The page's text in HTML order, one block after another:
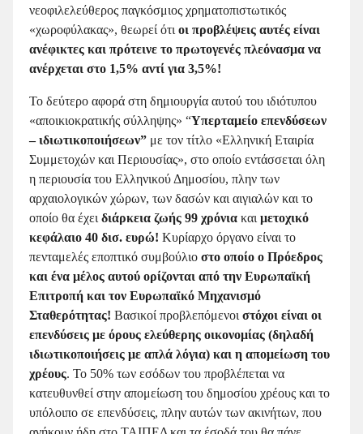
νεοφιλελεύθερος παγκόσμιος χρηματοπιστωτικός
«χωροφύλακας», θεωρεί ότι οι προβλέψεις αυτές είναι
ανέφικτες και πρότεινε το πρωτογενές πλεόνασμα να
ανέρχεται στο 1,5% αντί για 3,5%!
Το δεύτερο αφορά στη δημιουργία αυτού του ιδιότυπου
«αποικιοκρατικής σύλληψης» “Υπερταμείο επενδύσεων
– ιδιωτικοποιήσεων” με τον τίτλο «Ελληνική Εταιρία
Συμμετοχών και Περιουσίας», στο οποίο εντάσσεται όλη
η περιουσία του Ελληνικού Δημοσίου, πλην των
αρχαιολογικών χώρων, των δασών και αιγιαλών και το
οποίο θα έχει διάρκεια ζωής 99 χρόνια και μετοχικό
κεφάλαιο 40 δισ. ευρώ! Κυρίαρχο όργανο είναι το
πενταμελές εποπτικό συμβούλιο στο οποίο ο Πρόεδρος
και ένα μέλος αυτού ορίζονται από την Ευρωπαϊκή
Επιτροπή και τον Ευρωπαϊκό Μηχανισμό
Σταθερότητας! Βασικοί προβλεπόμενοι στόχοι είναι οι
επενδύσεις με όρους ελεύθερης οικονομίας (δηλαδή
ιδιωτικοποιήσεις με απλά λόγια) και η απομείωση του
χρέους. Το 50% των εσόδων του προβλέπεται να
κατευθυνθεί στην απομείωση του δημοσίου χρέους και το
υπόλοιπο σε επενδύσεις, πλην αυτών των ακινήτων, που